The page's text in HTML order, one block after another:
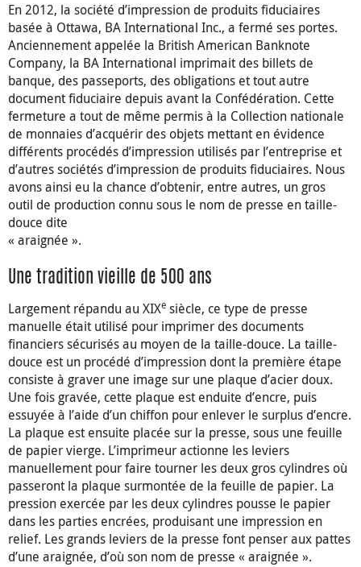
En 2012, la société d’impression de produits fiduciaires
basée à Ottawa, BA International Inc., a fermé ses portes.
Anciennement appelée la British American Banknote
Company, la BA International imprimait des billets de
banque, des passeports, des obligations et tout autre
document fiduciaire depuis avant la Confédération. Cette
fermeture a tout de même permis à la Collection nationale
de monnaies d’acquérir des objets mettant en évidence
différents procédés d’impression utilisés par l’entreprise et
d’autres sociétés d’impression de produits fiduciaires. Nous
avons ainsi eu la chance d’obtenir, entre autres, un gros
outil de production connu sous le nom de presse en taille-
douce dite
« araignée ».
Une tradition vieille de 500 ans
Largement répandu au XIXe siècle, ce type de presse
manuelle était utilisé pour imprimer des documents
financiers sécurisés au moyen de la taille-douce. La taille-
douce est un procédé d’impression dont la première étape
consiste à graver une image sur une plaque d’acier doux.
Une fois gravée, cette plaque est enduite d’encre, puis
essuyée à l’aide d’un chiffon pour enlever le surplus d’encre.
La plaque est ensuite placée sur la presse, sous une feuille
de papier vierge. L’imprimeur actionne les leviers
manuellement pour faire tourner les deux gros cylindres où
passeront la plaque surmontée de la feuille de papier. La
pression exercée par les deux cylindres pousse le papier
dans les parties encrées, produisant une impression en
relief. Les grands leviers de la presse font penser aux pattes
d’une araignée, d’où son nom de presse « araignée ».